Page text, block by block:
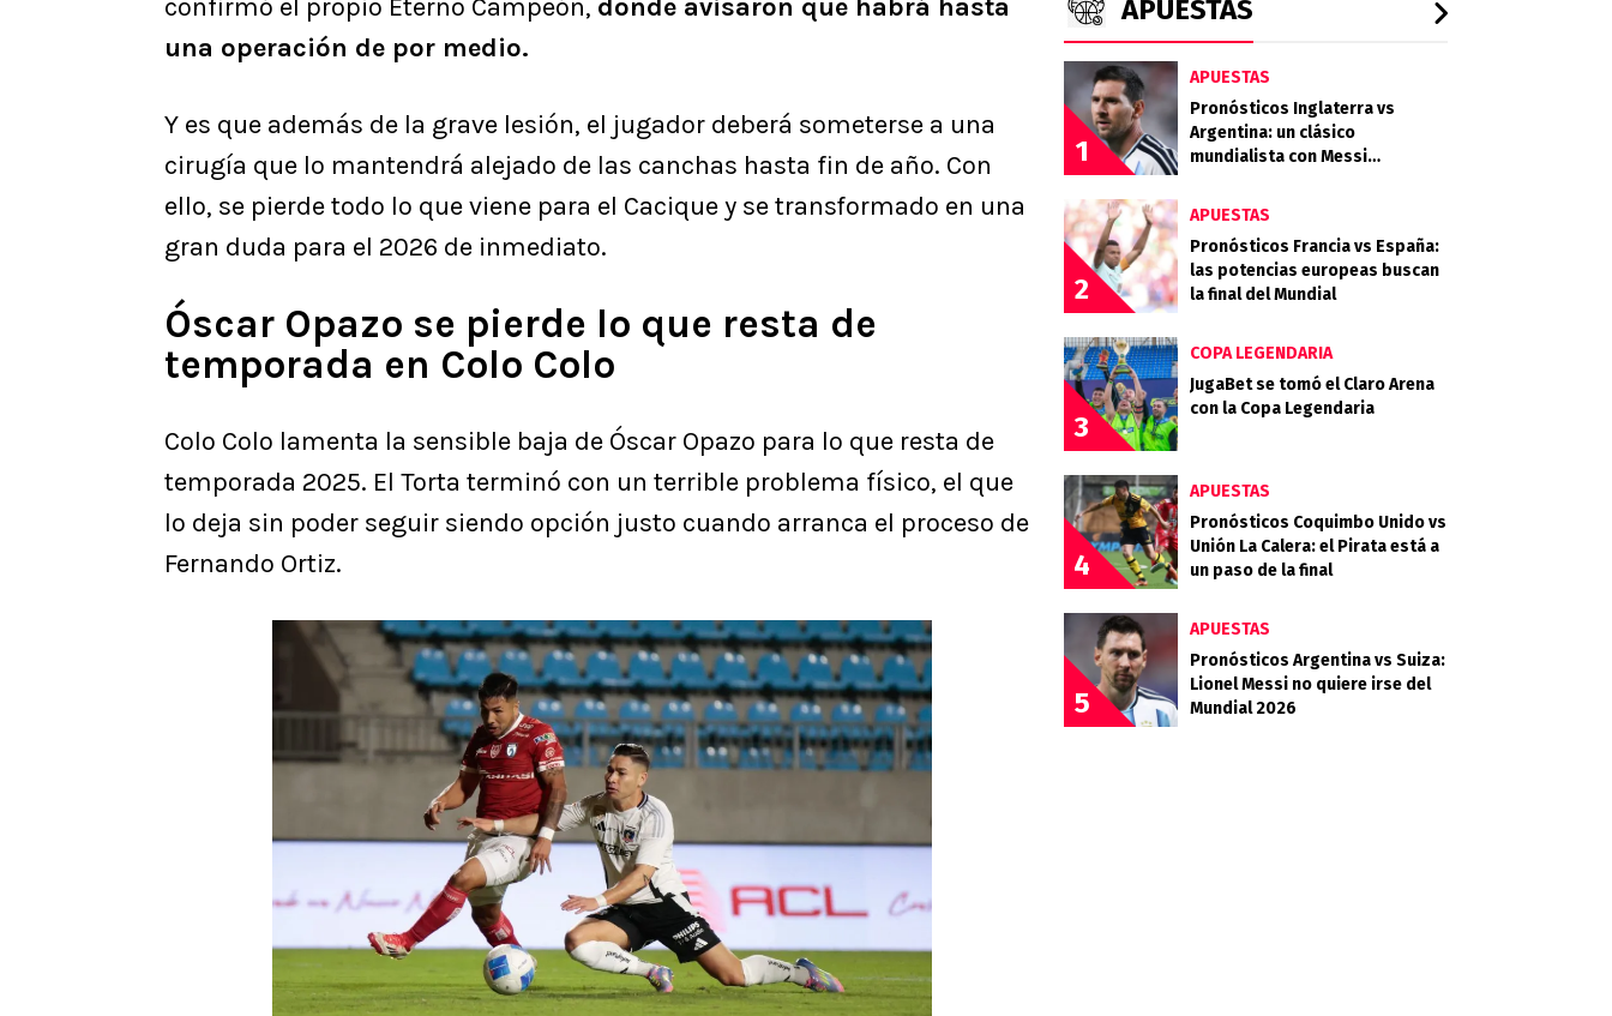
confirmó el propio Eterno Campeón, donde avisaron que habrá hasta
una operación de por medio.
Y es que además de la grave lesión, el jugador deberá someterse a una
cirugía que lo mantendrá alejado de las canchas hasta fin de año. Con
ello, se pierde todo lo que viene para el Cacique y se transformado en una
gran duda para el 2026 de inmediato.
Óscar Opazo se pierde lo que resta de
temporada en Colo Colo
Colo Colo lamenta la sensible baja de Óscar Opazo para lo que resta de
temporada 2025. El Torta terminó con un terrible problema físico, el que
lo deja sin poder seguir siendo opción justo cuando arranca el proceso de
Fernando Ortiz.
APUESTAS
1
APUESTAS
Pronósticos Inglaterra vs
Argentina: un clásico
mundialista con Messi
2
APUESTAS
Pronósticos Francia vs España:
las potencias europeas buscan
la final del Mundial
3
COPA LEGENDARIA
JugaBet se tomó el Claro Arena
con la Copa Legendaria
4
APUESTAS
Pronósticos Coquimbo Unido vs
Unión La Calera: el Pirata está a
un paso de la final
5
APUESTAS
Pronósticos Argentina vs Suiza:
Lionel Messi no quiere irse del
Mundial 2026